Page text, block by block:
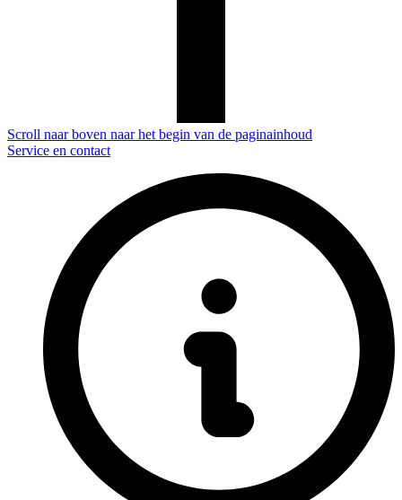
Scroll naar boven naar het begin van de paginainhoud
Service en contact